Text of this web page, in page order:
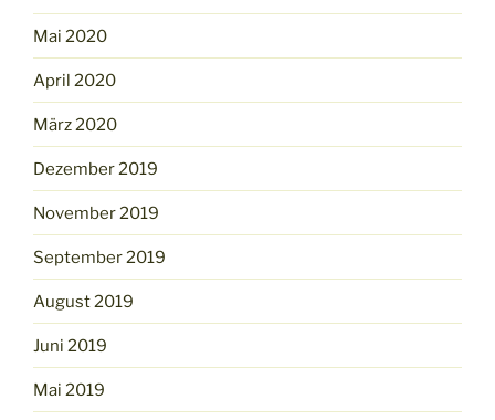
Mai 2020
April 2020
März 2020
Dezember 2019
November 2019
September 2019
August 2019
Juni 2019
Mai 2019